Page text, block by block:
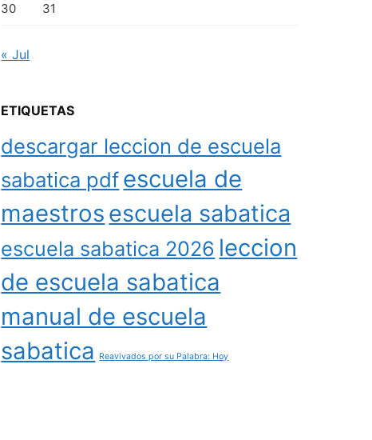
30 31
« Jul
ETIQUETAS
descargar leccion de escuela
sabatica pdfescuela de
maestros escuela sabatica
escuela sabatica 2026 leccion
de escuela sabatica
manual de escuela
sabatica
Reavivados por su Palabra: Hoy